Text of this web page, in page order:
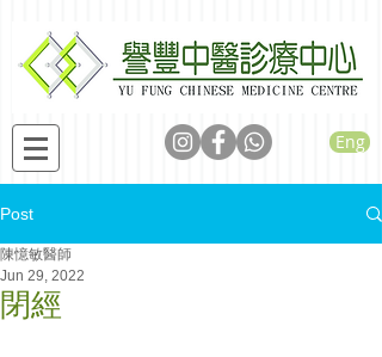
Eng
Post
閉經
陳憶敏醫師
Jun 29, 2022